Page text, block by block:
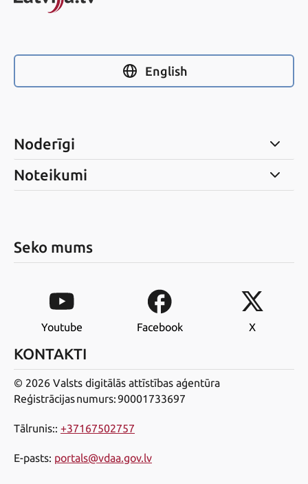
English
Noderīgi
Noteikumi
Seko mums
Youtube Facebook X
KONTAKTI
© 2026 Valsts digitālās attīstības aģentūra
Reģistrācijas numurs: 90001733697
Tālrunis:: +37167502757
E-pasts: portals@vdaa.gov.lv